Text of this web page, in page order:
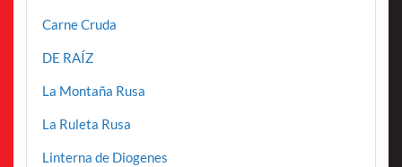
Carne Cruda
DE RAÍZ
La Montaña Rusa
La Ruleta Rusa
Linterna de Diogenes